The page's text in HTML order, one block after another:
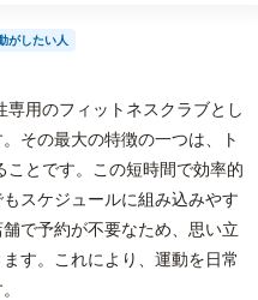
がしたい人
用のフィットネスクラブとし
その最大の特徴の一つは、ト
とです。この短時間で効率的
スケジュールに組み込みやす
で予約が不要なため、思い立
す。これにより、運動を日常